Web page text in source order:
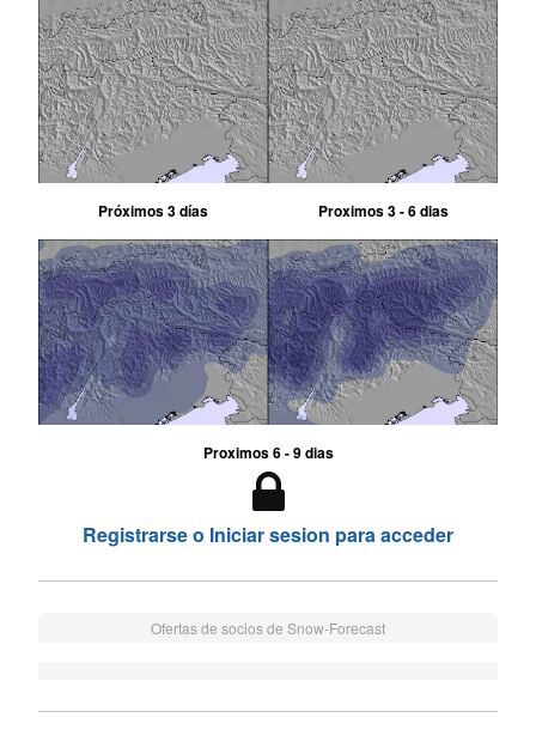
Próximos 3 días Proximos 3 - 6 dias
Proximos 6 - 9 dias
Registrarse o Iniciar sesion para acceder
Ofertas de socios de Snow-Forecast